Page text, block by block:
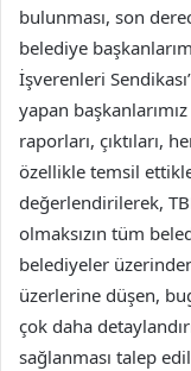
bulunması, son
belediye
İşverenleri
yapan
raporları, çıktıları,
özellikle temsil
değerlendirilerek,
olmaksızın tüm
belediyeler
üzerlerine düşen,
çok daha
sağlanması talep